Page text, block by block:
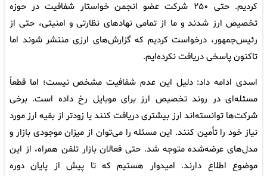
کردیم. حتی ۲۵۰ شرکت عضو انجمن خواستار شفافیت در حوزه
تخصیص ارز شدند و ما از تمامی نهادهای نظارتی و امنیتی، حتی از
رئیس‌جمهور، درخواست کردیم که گزارش‌های ارزی منتشر شوند اما
تاکنون پاسخی دریافت نکرده‌ایم.
اسدی ادامه داد: دلیل این عدم شفافیت مشخص نیست؛ اما قطعاً
مسئله‌ای در روند تخصیص ارز برای موبایل رخ داده است. برخی
شرکت‌ها توانسته‌اند ارز بیشتری دریافت کنند یا زودتر از بقیه ارز مورد
نیاز خود را تأمین کنند. این مسئله را می‌توان از میزان موجودی بازار و
مدل‌های عرضه‌شده متوجه شد. حتی فعالان بازار تلفن همراه، از این
موضوع اطلاع دارند. امیدوار هستیم که تا پیش از پایان دوره